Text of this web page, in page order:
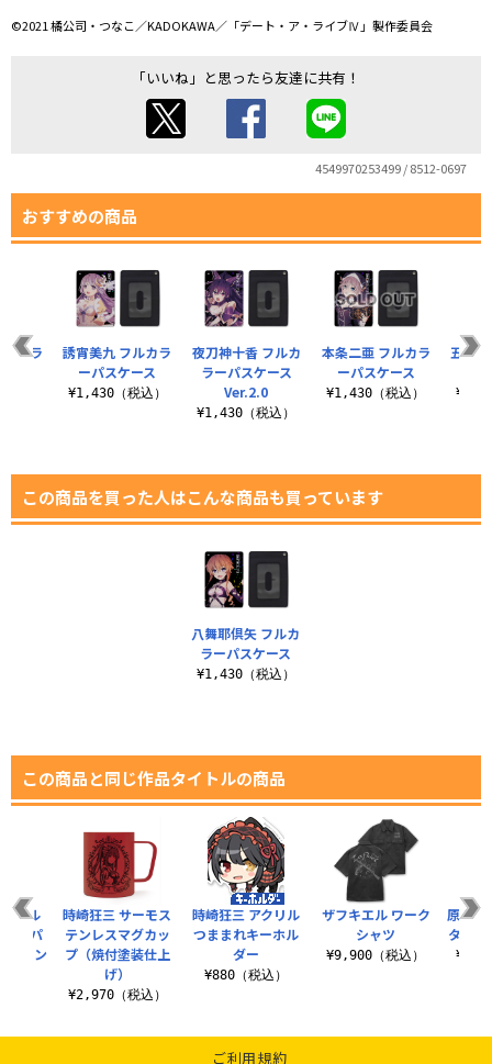
©2021 橘公司・つなこ／KADOKAWA／「デート・ア・ライブⅣ」製作委員会
「いいね」と思ったら友達に共有！
4549970253499 / 8512-0697
おすすめの商品
夜刀神十香 フルカ
ラーパスケース
Ver.2.0
¥1,430（税込）
本条二亜 フルカラ
ーパスケース
¥1,430（税込）
五河
カラ
誘宵美九 フルカラ
ーパスケース
¥1,430（税込）
この商品を買った人はこんな商品も買っています
八舞耶倶矢 フルカ
ラーパスケース
¥1,430（税込）
この商品と同じ作品タイトルの商品
時崎狂三 アクリル
つままれキーホル
ダー
¥880（税込）
ザフキエル ワーク
シャツ
¥9,900（税込）
原作版
タペス
セル
矢 パ
スカン
時崎狂三 サーモス
テンレスマグカッ
プ（焼付塗装仕上
げ）
¥2,970（税込）
ご利用規約